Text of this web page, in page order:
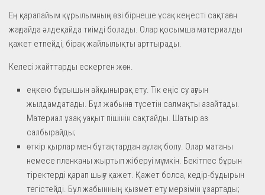
Ең қарапайым құрылымның өзі бірнеше ұсақ кеңесті сақтаған
жағдайда әлдеқайда тиімді болады. Олар қосымша материалды
қажет етпейді, бірақ жайлылықты арттырады.
Келесі жайттарды ескерген жөн.
еңкею бұрышын айқынырақ ету. Тік еңіс су ағуын
жылдамдатады. Бұл жабынға түсетін салмақты азайтады.
Материал ұзақ уақыт пішінін сақтайды. Шатыр аз
салбырайды;
өткір қырлар мен бұтақтардан аулақ болу. Олар матаны
немесе пленканы жыртып жіберуі мүмкін. Бекітпес бұрын
тіректерді қарап шығу қажет. Қажет болса, кедір-бұдырын
тегістейді. Бұл жабынның қызмет ету мерзімін ұзартады;